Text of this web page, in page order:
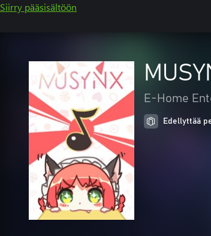
Siirry pääsisältöön
E-Home
Edellyttää